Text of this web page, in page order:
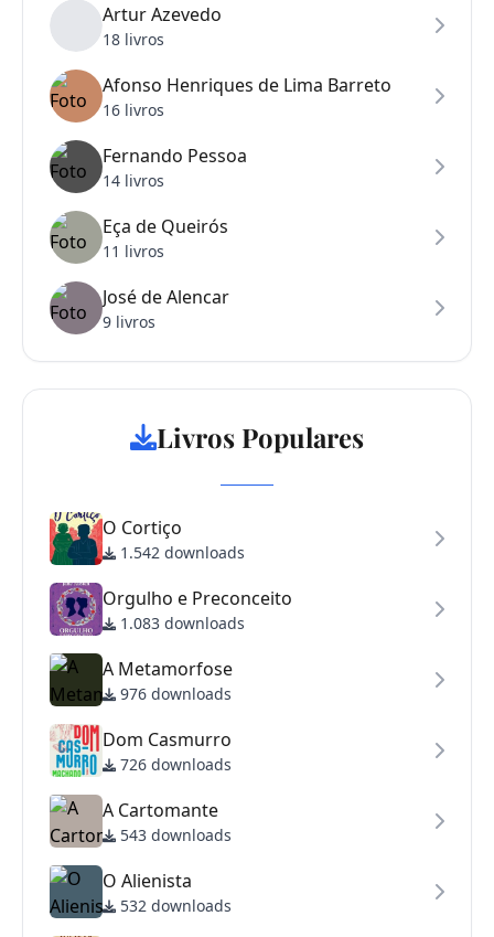
Artur Azevedo
18 livros
Afonso Henriques de Lima Barreto
16 livros
Fernando Pessoa
14 livros
Eça de Queirós
11 livros
José de Alencar
9 livros
Livros Populares
O Cortiço
1.542 downloads
Orgulho e Preconceito
1.083 downloads
A Metamorfose
976 downloads
Dom Casmurro
726 downloads
A Cartomante
543 downloads
O Alienista
532 downloads